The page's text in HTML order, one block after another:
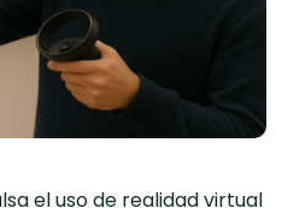
el uso de realidad virtual